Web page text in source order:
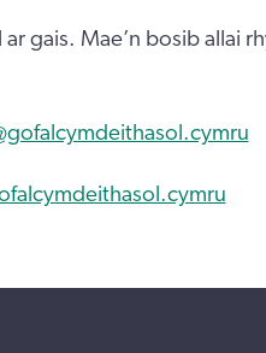
gais. Mae’n bosib allai